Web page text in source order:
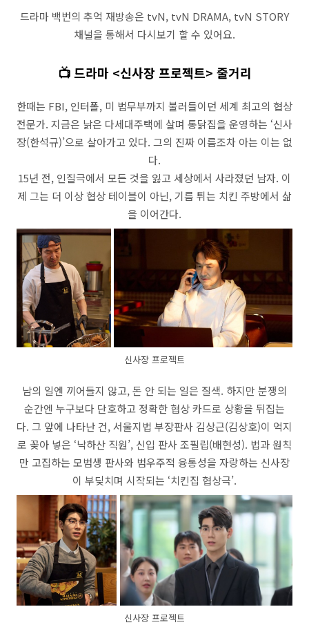
드라마 백번의 추억 재방송은 tvN, tvN DRAMA, tvN STORY
채널을 통해서 다시보기 할 수 있어요.
📺 드라마 <신사장 프로젝트> 줄거리
한때는 FBI, 인터폴, 미 법무부까지 불러들이던 세계 최고의 협상
전문가. 지금은 낡은 다세대주택에 살며 통닭집을 운영하는 ‘신사
장(한석규)’으로 살아가고 있다. 그의 진짜 이름조차 아는 이는 없
다.
15년 전, 인질극에서 모든 것을 잃고 세상에서 사라졌던 남자. 이
제 그는 더 이상 협상 테이블이 아닌, 기름 튀는 치킨 주방에서 삶
을 이어간다.
신사장 프로젝트
남의 일엔 끼어들지 않고, 돈 안 되는 일은 질색. 하지만 분쟁의
순간엔 누구보다 단호하고 정확한 협상 카드로 상황을 뒤집는
다. 그 앞에 나타난 건, 서울지법 부장판사 김상근(김상호)이 억지
로 꽂아 넣은 ‘낙하산 직원’, 신입 판사 조필립(배현성). 법과 원칙
만 고집하는 모범생 판사와 범우주적 융통성을 자랑하는 신사장
이 부딪치며 시작되는 ‘치킨집 협상극’.
신사장 프로젝트